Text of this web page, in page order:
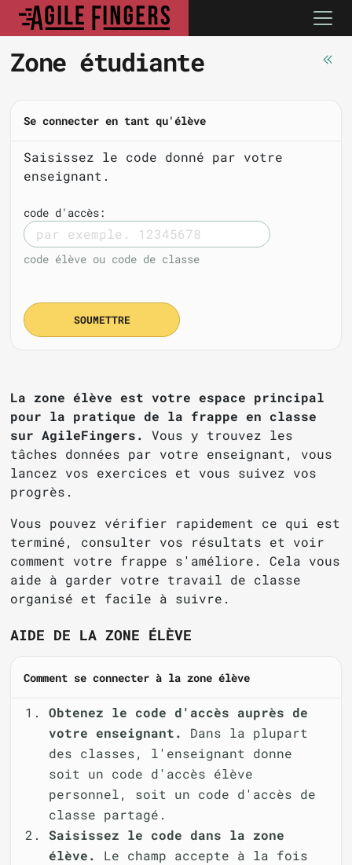
Zone étudiante
Se connecter en tant qu'élève
Saisissez le code donné par votre
enseignant.
code d'accès:
code élève ou code de classe
SOUMETTRE
La zone élève est votre espace principal
pour la pratique de la frappe en classe
sur AgileFingers.
Vous y trouvez les
tâches données par votre enseignant, vous
lancez vos exercices et vous suivez vos
progrès.
Vous pouvez vérifier rapidement ce qui est
terminé, consulter vos résultats et voir
comment votre frappe s'améliore. Cela vous
aide à garder votre travail de classe
organisé et facile à suivre.
AIDE DE LA ZONE ÉLÈVE
Comment se connecter à la zone élève
Obtenez le code d'accès auprès de
votre enseignant.
Dans la plupart
des classes, l'enseignant donne
soit un code d'accès élève
personnel, soit un code d'accès de
classe partagé.
Saisissez le code dans la zone
élève.
Le champ accepte à la fois